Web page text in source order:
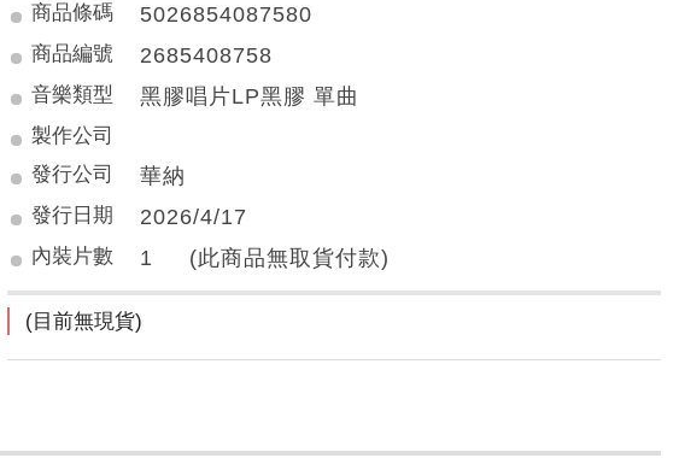
商品條碼 5026854087580
商品編號 2685408758
音樂類型 黑膠唱片LP黑膠 單曲
製作公司
發行公司
華納
發行日期 2026/4/17
內裝片數 1 (此商品無取貨付款)
(目前無現貨)